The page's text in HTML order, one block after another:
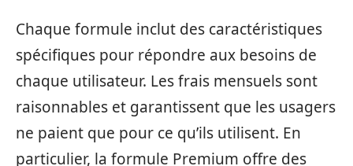
Chaque formule inclut des caractéristiques
spécifiques pour répondre aux besoins de
chaque utilisateur. Les frais mensuels sont
raisonnables et garantissent que les usagers
ne paient que pour ce qu’ils utilisent. En
particulier, la formule Premium offre des